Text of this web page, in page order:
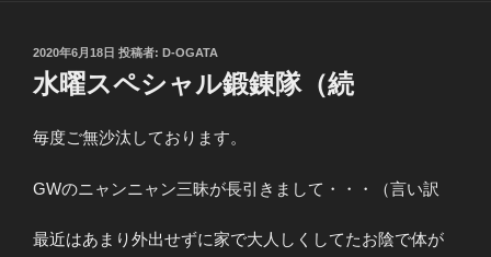
投
日:
2020年6月18日 投稿者: D-OGATA
水曜スペシャル鍛錬隊（続
毎度ご無沙汰しております。
GWのニャンニャン三昧が長引きまして・・・（言い訳
最近はあまり外出せずに家で大人しくしてたお陰で体が